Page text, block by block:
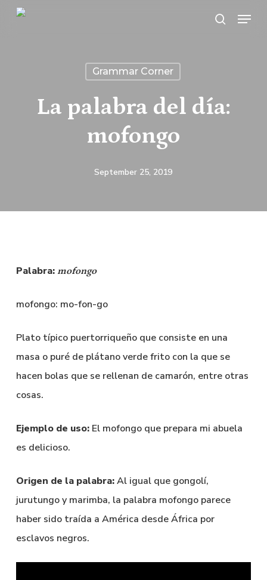
Skip
search
Menu
Grammar Corner
La palabra del día:
mofongo
September 25, 2019
Palabra: mofongo
mofongo: mo-fon-go
Plato típico puertorriqueño que consiste en una
masa o puré de plátano verde frito con la que se
hacen bolas que se rellenan de camarón, entre otras
cosas.
Ejemplo de uso:El mofongo que prepara mi abuela
es delicioso.
Origen de la palabra:Al igual que gongolí,
jurutungo y marimba, la palabra mofongo parece
haber sido traída a América desde África por
esclavos negros.